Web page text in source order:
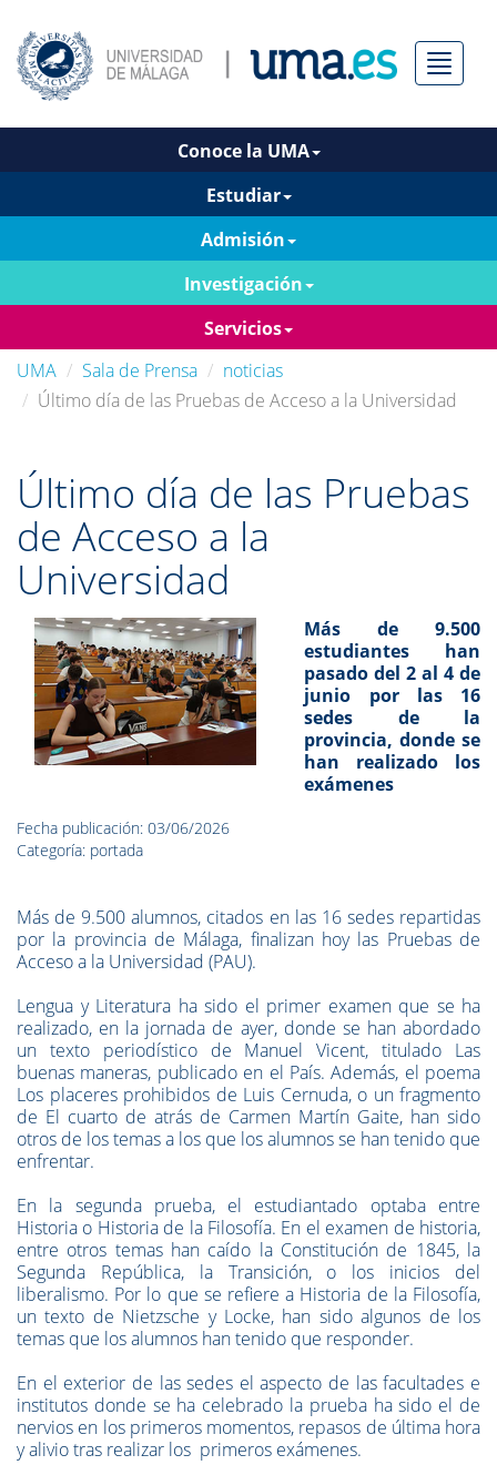
Menú
Conoce la UMA
Estudiar
Admisión
Investigación
Servicios
UMA
Sala de Prensa
noticias
Último día de las Pruebas de Acceso a la Universidad
Último día de las Pruebas
de Acceso a la
Universidad
Más de 9.500
estudiantes han
pasado del 2 al 4 de
junio por las 16
sedes de la
provincia, donde se
han realizado los
exámenes
Fecha publicación: 03/06/2026
Categoría: portada
Más de 9.500 alumnos, citados en las 16 sedes repartidas
por la provincia de Málaga, finalizan hoy las Pruebas de
Acceso a la Universidad (PAU).
Lengua y Literatura ha sido el primer examen que se ha
realizado, en la jornada de ayer, donde se han abordado
un texto periodístico de Manuel Vicent, titulado Las
buenas maneras, publicado en el País. Además, el poema
Los placeres prohibidos de Luis Cernuda, o un fragmento
de El cuarto de atrás de Carmen Martín Gaite, han sido
otros de los temas a los que los alumnos se han tenido que
enfrentar.
En la segunda prueba, el estudiantado optaba entre
Historia o Historia de la Filosofía. En el examen de historia,
entre otros temas han caído la Constitución de 1845, la
Segunda República, la Transición, o los inicios del
liberalismo. Por lo que se refiere a Historia de la Filosofía,
un texto de Nietzsche y Locke, han sido algunos de los
temas que los alumnos han tenido que responder.
En el exterior de las sedes el aspecto de las facultades e
institutos donde se ha celebrado la prueba ha sido el de
nervios en los primeros momentos, repasos de última hora
y alivio tras realizar los primeros exámenes.